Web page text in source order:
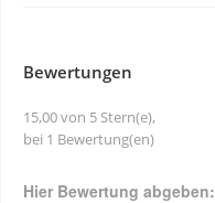
Bewertungen
15,00 von 5 Stern(e),
bei 1 Bewertung(en)
Hier Bewertung abgeben: